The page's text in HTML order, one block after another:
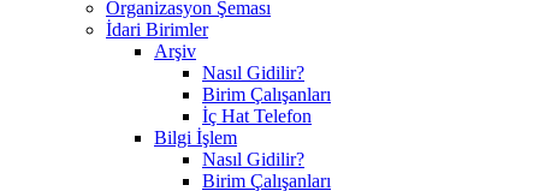
Organizasyon Şeması
İdari Birimler
Arşiv
Nasıl Gidilir?
Birim Çalışanları
İç Hat Telefon
Bilgi İşlem
Nasıl Gidilir?
Birim Çalışanları